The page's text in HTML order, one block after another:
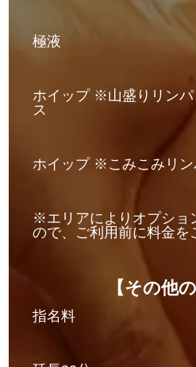
極液
ホイップ ※山盛りリンパ
ス
ホイップ ※こみこみリン
※エリアによりオプショ
ので、ご利用前に料金を
【その他
指名料